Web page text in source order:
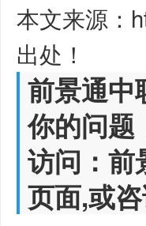
本文来源：
出处！
前景通中
你的问题
访问：前
页面,或